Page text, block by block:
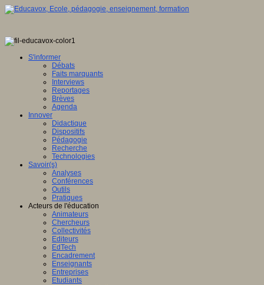
S'informer
Débats
Faits marquants
Interviews
Reportages
Brèves
Agenda
Innover
Didactique
Dispositifs
Pédagogie
Recherche
Technologies
Savoir(s)
Analyses
Conférences
Outils
Pratiques
Acteurs de l'éducation
Animateurs
Chercheurs
Collectivités
Editeurs
EdTech
Encadrement
Enseignants
Entreprises
Etudiants